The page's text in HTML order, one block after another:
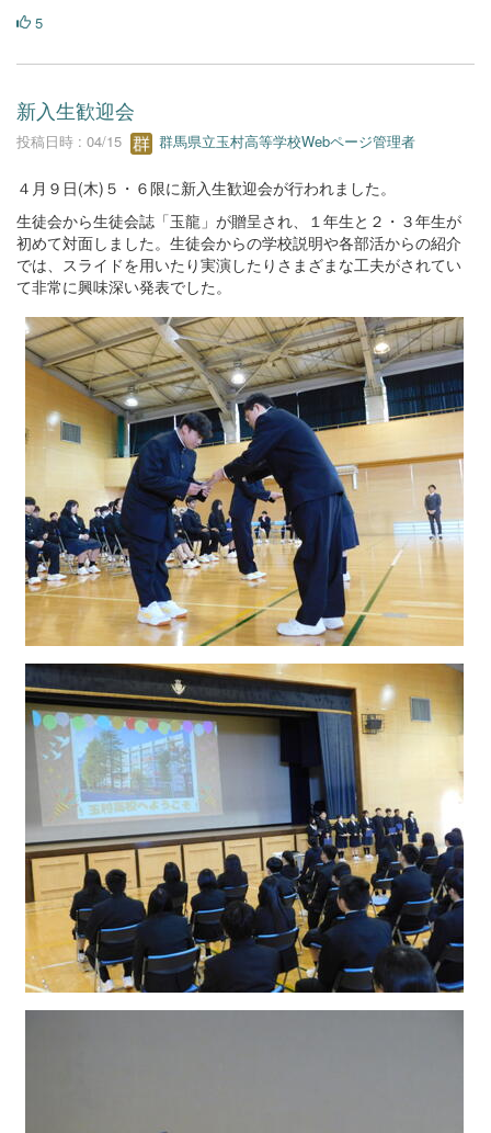
5
新入生歓迎会
投稿日時 : 04/15 群馬県立玉村高等学校Webページ管理者
４月９日(木)５・６限に新入生歓迎会が行われました。
生徒会から生徒会誌「玉龍」が贈呈され、１年生と２・３年生が
初めて対面しました。生徒会からの学校説明や各部活からの紹介
では、スライドを用いたり実演したりさまざまな工夫がされてい
て非常に興味深い発表でした。